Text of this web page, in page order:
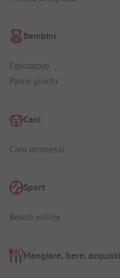
Bambini
Fasciatoio
Parco giochi
Cani
Cani ammessi
Sport
Beach volley
Mangiare, bere, acquisti